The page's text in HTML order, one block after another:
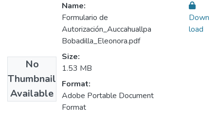
No
Thumbnail
Available
Name:
Formulario de
Autorización_Auccahuallpa
Bobadilla_Eleonora.pdf
Size:
1.53 MB
Format:
Adobe Portable Document
Format
Down
load